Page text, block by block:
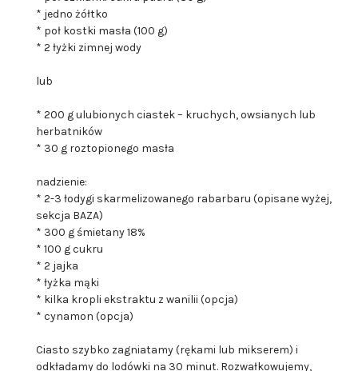
* jedno żółtko
* poł kostki masła (100 g)
* 2 łyżki zimnej wody
lub
* 200 g ulubionych ciastek – kruchych, owsianych lub
herbatników
* 30 g roztopionego masła
nadzienie:
* 2-3 łodygi skarmelizowanego rabarbaru (opisane wyżej,
sekcja BAZA)
* 300 g śmietany 18%
* 100 g cukru
* 2 jajka
* łyżka mąki
* kilka kropli ekstraktu z wanilii (opcja)
* cynamon (opcja)
Ciasto szybko zagniatamy (rękami lub mikserem) i
odkładamy do lodówki na 30 minut. Rozwałkowujemy,